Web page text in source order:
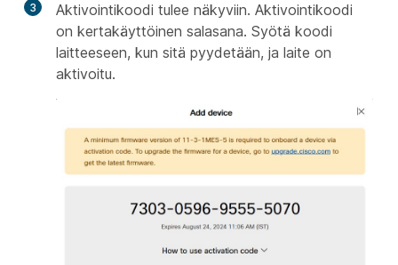
3
Aktivointikoodi tulee näkyviin. Aktivointikoodi
on kertakäyttöinen salasana. Syötä koodi
laitteeseen, kun sitä pyydetään, ja laite on
aktivoitu.